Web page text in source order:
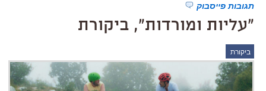
תגובות פייסבוק
"עליות ומורדות", ביקורת
ביקורת